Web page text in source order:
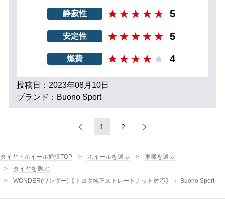
静寂性 5
安定性 5
燃費 4
投稿日：2023年08月10日
ブランド：Buono Sport
1 2
タイヤ・ホイール通販TOP ホイールを選ぶ
車種を選ぶ
タイヤを選ぶ
WONDER(ワンダー)【トヨタ純正ストレートナット対応】 ＋ Buono Sport